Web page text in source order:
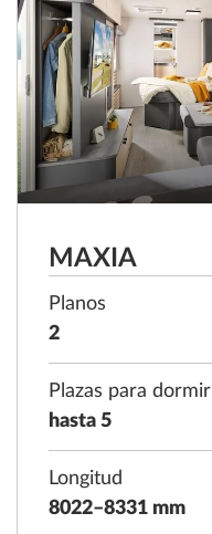
MAXIA
Planos
2
Plazas para dormir
hasta 5
Longitud
8022–8331 mm